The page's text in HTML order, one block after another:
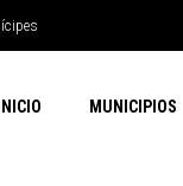
INICIO MUNICIPIOS